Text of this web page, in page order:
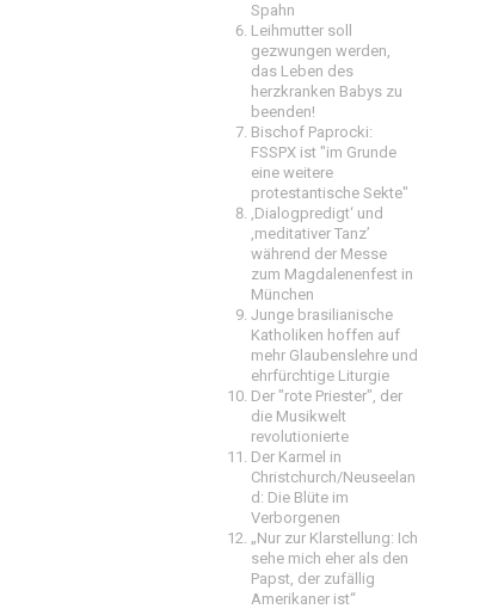
Spahn
Leihmutter soll
gezwungen werden,
das Leben des
herzkranken Babys zu
beenden!
Bischof Paprocki:
FSSPX ist "im Grunde
eine weitere
protestantische Sekte"
‚Dialogpredigt‘ und
‚meditativer Tanz’
während der Messe
zum Magdalenenfest in
München
Junge brasilianische
Katholiken hoffen auf
mehr Glaubenslehre und
ehrfürchtige Liturgie
Der "rote Priester", der
die Musikwelt
revolutionierte
Der Karmel in
Christchurch/Neuseelan
d: Die Blüte im
Verborgenen
„Nur zur Klarstellung: Ich
sehe mich eher als den
Papst, der zufällig
Amerikaner ist“